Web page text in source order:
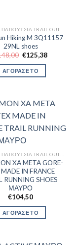
ΑΝΔΡΙΚΆ ΠΑΠΟΎΤΣΙΑ TRAIL OUTDOR
Hiking M 3Q11157
29NL shoes
Original
was:
€148,00.
€125,38Η
ΑΓΟΡΑΣΕ ΤΟ
ΑΝΔΡΙΚΆ ΠΑΠΟΎΤΣΙΑ TRAIL OUTDOR
XA META GORE-
IN FRANCE
RUNNING SHOES
ΜΑΥΡΟ
€104,50
ΑΓΟΡΑΣΕ ΤΟ